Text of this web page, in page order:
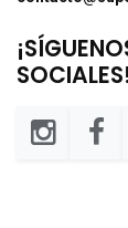
SOCIALES!